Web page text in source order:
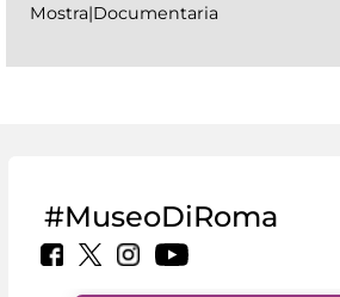
Mostra|Documentaria
#MuseoDiRoma